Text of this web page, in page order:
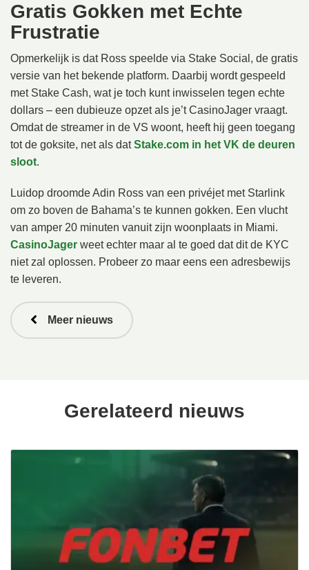
Gratis Gokken met Echte
Frustratie
Opmerkelijk is dat Ross speelde via Stake Social, de gratis
versie van het bekende platform. Daarbij wordt gespeeld
met Stake Cash, wat je toch kunt inwisselen tegen echte
dollars – een dubieuze opzet als je’t CasinoJager vraagt.
Omdat de streamer in de VS woont, heeft hij geen toegang
tot de goksite, net als datStake.com in het VK de deuren
sloot.
Luidop droomde Adin Ross van een privéjet met Starlink
om zo boven de Bahama’s te kunnen gokken. Een vlucht
van amper 20 minuten vanuit zijn woonplaats in Miami.
CasinoJager weet echter maar al te goed dat dit de KYC
niet zal oplossen. Probeer zo maar eens een adresbewijs
te leveren.
Meer nieuws
Gerelateerd nieuws